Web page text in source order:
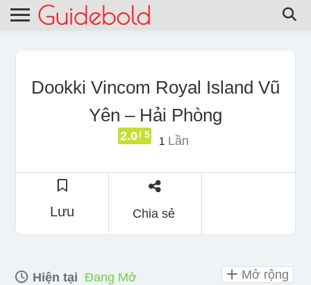
Dookki Vincom Royal Island Vũ
Yên – Hải Phòng
2.0/ 5
1 Lần
Lưu Chia sẻ
Hiện tại Đang Mở Mở rộng